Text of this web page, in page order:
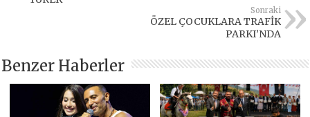
Sonraki
ÖZEL ÇOCUKLARA TRAFİK
PARKI’NDA
Benzer Haberler